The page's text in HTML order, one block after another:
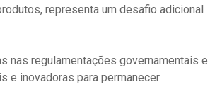
representa um desafio adicional
nas regulamentações governamentais e
e inovadoras para permanecer